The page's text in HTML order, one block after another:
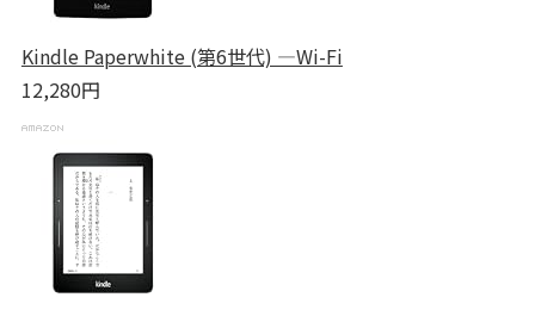
Kindle Paperwhite (第6世代) ―Wi-Fi
12,280円